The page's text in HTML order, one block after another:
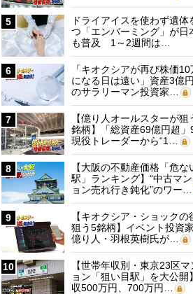
5
ドライアイスを使わず遺体
つ「エンバーミング」が日
も普及 1～2週間は…
6
「キオクシアが再び株価10
になる日は遠い」資産3億
のサラリーマン投資家…
7
【億り人オールスターが狙
銘柄】「総資産69億円超」
現役トレーダーから“1…
8
【大阪の不動産価格「危な
駅」ランキング】“中古マ
ョン売れ行き鈍化”のワー…
9
【キオクシア・ショックの
狙う5銘柄】イベント投資
億り人・羽根英樹氏が…
10
【世帯年収別・東京23区マ
ョン「狙い目駅」を大公開
収500万円、700万円…